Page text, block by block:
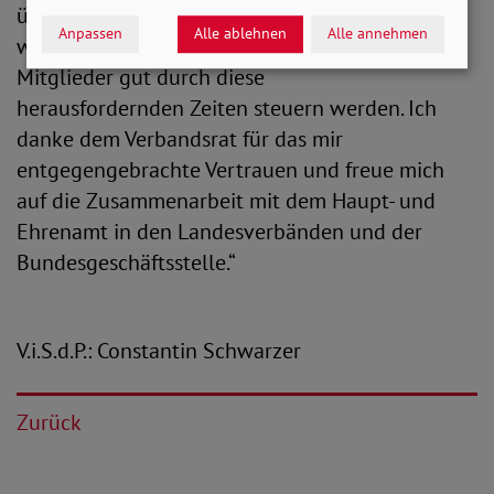
übernehmen zu dürfen und bin überzeugt, dass
wir als Vorstandsteam den SoVD und seine
Mitglieder gut durch diese
herausfordernden Zeiten steuern werden. Ich
danke dem Verbandsrat für das mir
entgegengebrachte Vertrauen und freue mich
auf die Zusammenarbeit mit dem Haupt- und
Ehrenamt in den Landesverbänden und der
Bundesgeschäftsstelle.“
V.i.S.d.P.: Constantin Schwarzer
Zurück
Anpassen Alle ablehnen Alle annehmen